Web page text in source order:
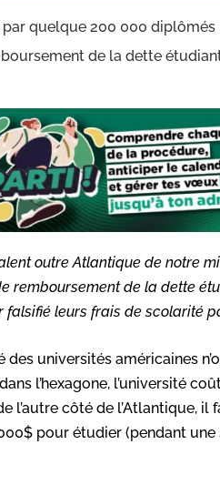
par quelque 200 000 diplômés
de la dette
outre Atlantique de notre
remboursement de la dette
falsifié leurs frais de scolarité
universités américaines
l’hexagone, l’université
l’autre côté de l’Atlantique, il
pour étudier (pendant une